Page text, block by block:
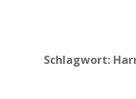
Schlagwort: